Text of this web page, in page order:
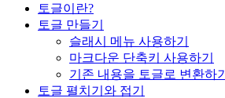
토글이란?
토글 만들기
슬래시 메뉴 사용하기
마크다운 단축키 사용하기
기존 내용을 토글로 변환하기
토글 펼치기와 접기